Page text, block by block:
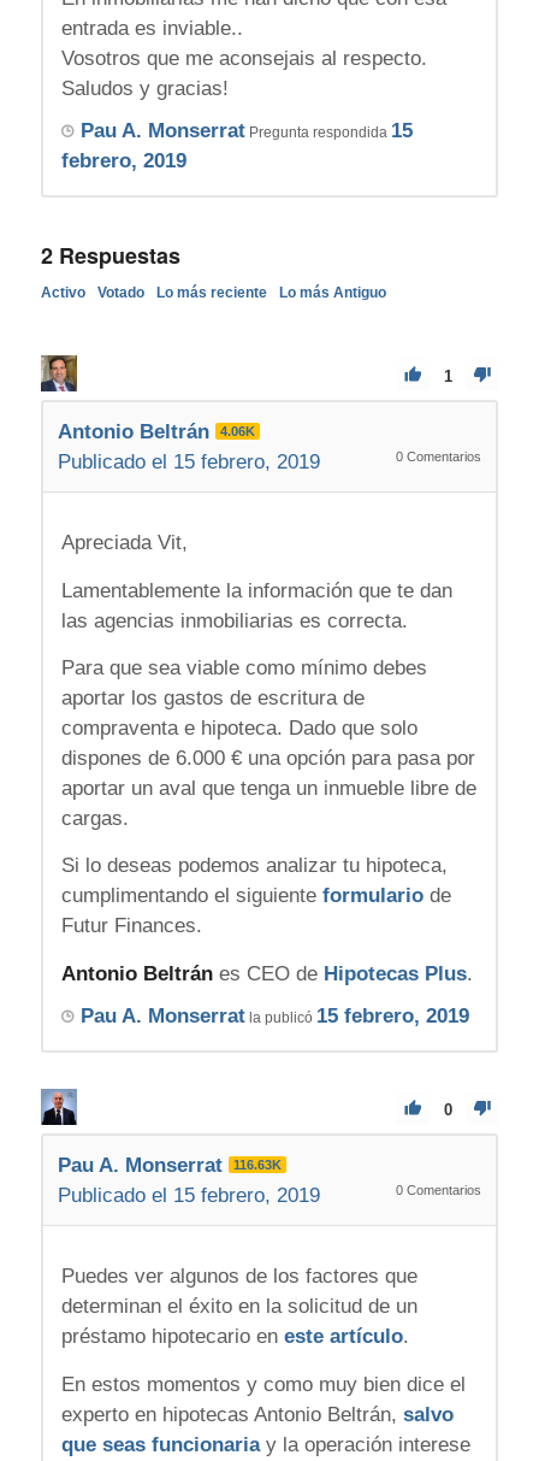
entrada es inviable..
Vosotros que me aconsejais al respecto.
Saludos y gracias!
Pau A. MonserratPregunta respondida 15
febrero, 2019
2Respuestas
Activo Votado Lo más reciente Lo más Antiguo
1
Antonio Beltrán 4.06K
Publicado el 15 febrero, 2019 0 Comentarios
Apreciada Vit,
Lamentablemente la información que te dan
las agencias inmobiliarias es correcta.
Para que sea viable como mínimo debes
aportar los gastos de escritura de
compraventa e hipoteca. Dado que solo
dispones de 6.000 € una opción para pasa por
aportar un aval que tenga un inmueble libre de
cargas.
Si lo deseas podemos analizar tu hipoteca,
cumplimentando el siguiente formulariode
Futur Finances.
Antonio Beltránes CEO de Hipotecas Plus.
Pau A. Monserratla publicó 15 febrero, 2019
0
Pau A. Monserrat 116.63K
Publicado el 15 febrero, 2019 0 Comentarios
Puedes ver algunos de los factores que
determinan el éxito en la solicitud de un
préstamo hipotecario en este artículo.
En estos momentos y como muy bien dice el
experto en hipotecas Antonio Beltrán, salvo
que seas funcionariay la operación interese